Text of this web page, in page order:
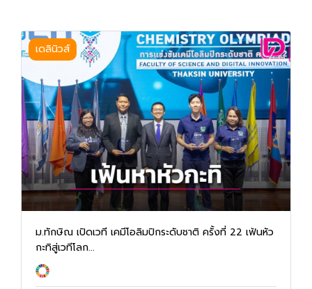
เดลินิวส์
ม.ทักษิณ เปิดเวที เคมีโอลิมปิกระดับชาติ ครั้งที่ 22 เฟ้นหัว
กะทิสู่เวทีโลก...